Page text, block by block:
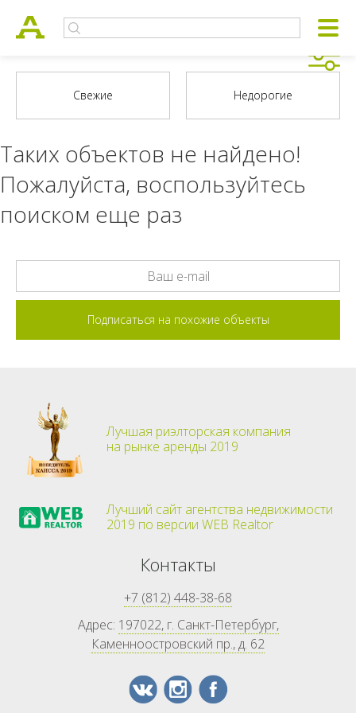
Таких объектов не найдено!
Пожалуйста, воспользуйтесь
поиском еще раз
Лучшая риэлторская компания
на рынке аренды 2019
Лучший сайт агентства недвижимости
2019 по версии WEB Realtor
Контакты
+7 (812) 448-38-68
Адрес: 197022, г. Санкт-Петербург,
Каменноостровский пр., д. 62